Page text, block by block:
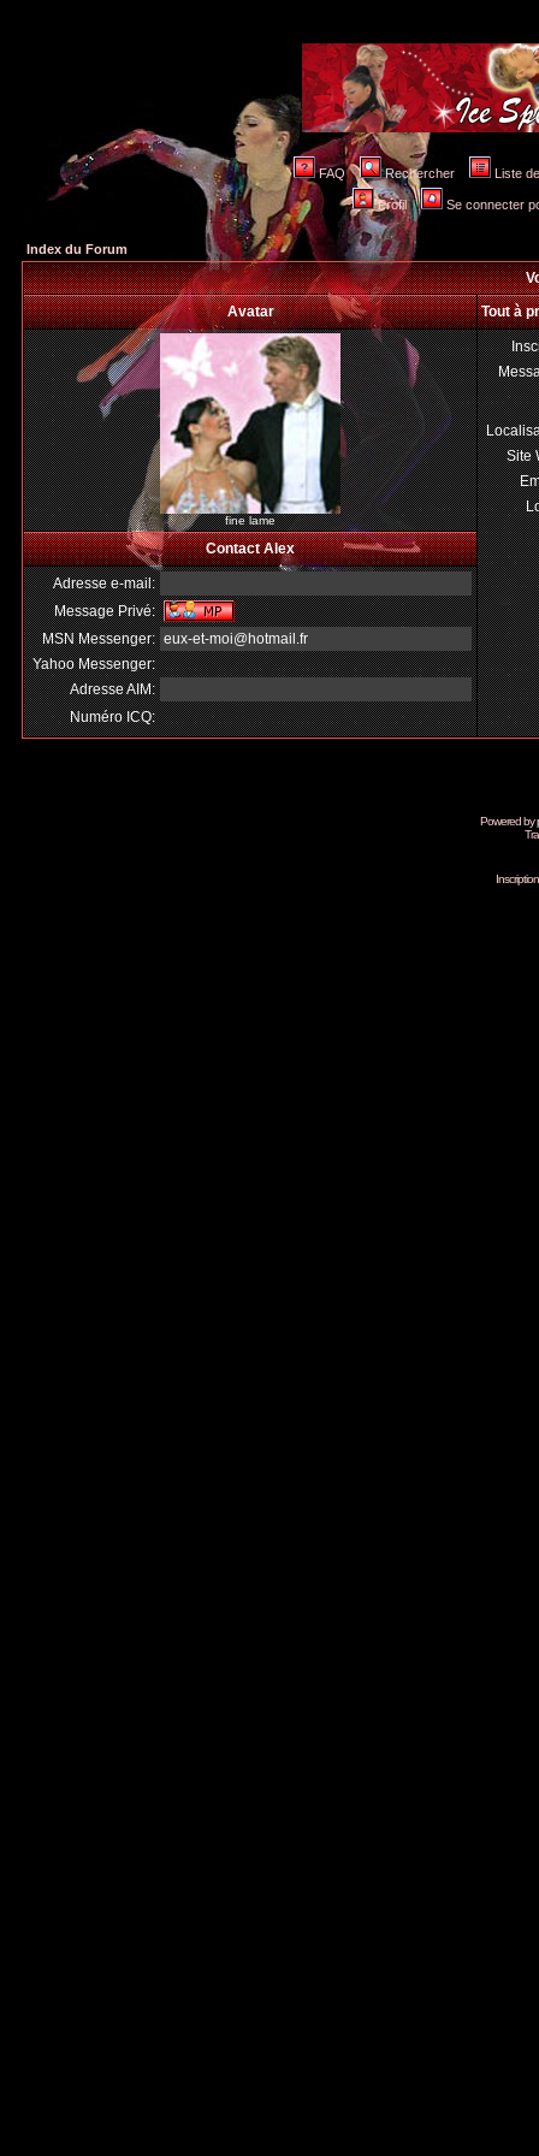
FAQ Rechercher Liste
Profil Se connecter
Index du Forum
Avatar
Tout à
fine lame
Site
Contact Alex
Adresse e-mail:
Message Privé:
MSN Messenger: eux-et-moi@hotmail.fr
Yahoo Messenger:
Adresse AIM:
Numéro ICQ:
Powered by